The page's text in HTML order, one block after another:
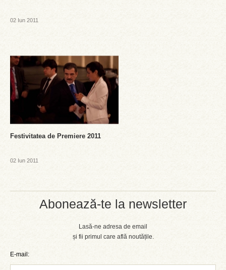
Abonează-te la newsletter
Lasă-ne adresa de email
și fii primul care află noutățile.
E-mail:
02 Iun 2011
Festivitatea de Premiere 2011
02 Iun 2011